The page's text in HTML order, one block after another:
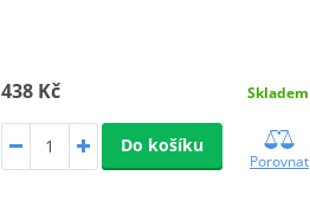
438 Kč Skladem
Do košíku
Porovnat